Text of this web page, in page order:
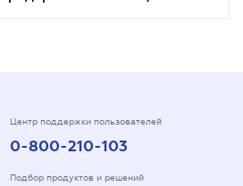
Центр поддержки пользователей
0-800-210-103
Подбор продуктов и решений